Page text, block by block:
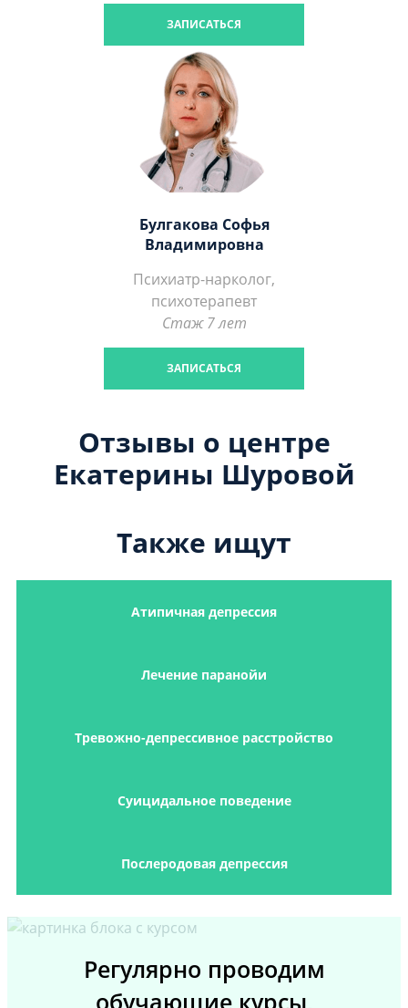
ЗАПИСАТЬСЯ
Булгакова Софья
Владимировна
Психиатр-нарколог,
психотерапевт
Стаж 7 лет
ЗАПИСАТЬСЯ
Отзывы о центре
Екатерины Шуровой
Также ищут
Атипичная депрессия
Лечение паранойи
Тревожно-депрессивное расстройство
Суицидальное поведение
Послеродовая депрессия
Регулярно проводим